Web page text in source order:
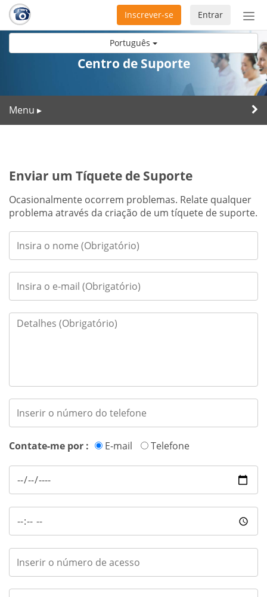
Português
Entrar
Inscrever-se
Centro de Suporte
Menu ▸
Enviar um Tíquete de Suporte
Ocasionalmente ocorrem problemas. Relate qualquer
problema através da criação de um tíquete de suporte.
Contate-me por : E-mail Telefone